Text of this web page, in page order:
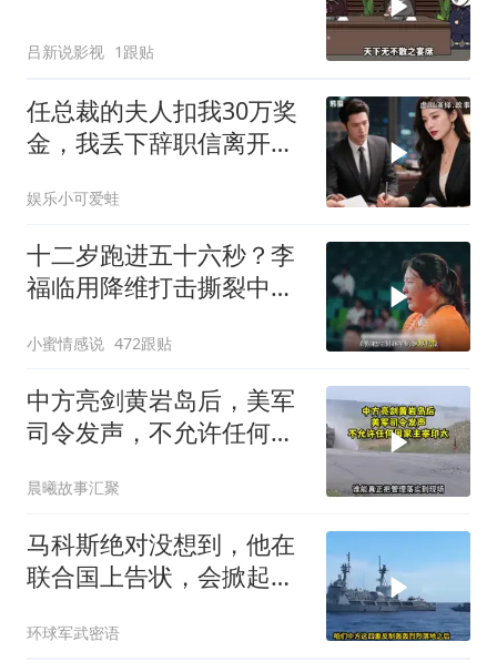
吕新说影视 1跟贴
任总裁的夫人扣我30万奖
金，我丢下辞职信离开，
你签约
娱乐小可爱蛙
十二岁跑进五十六秒？李
福临用降维打击撕裂中国
小蜜情感说 472跟贴
中方亮剑黄岩岛后，美军
司令发声，不允许任何国
晨曦故事汇聚
马科斯绝对没想到，他在
联合国上告状，会掀起中
环球军武密语